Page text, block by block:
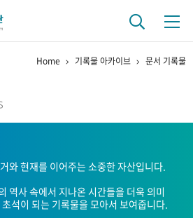
는 연구 역사
연구자들
Home 기록물 아카이브 문서 기록물
와 현재를 이어주는 소중한 자산입니다.
역사 속에서 지나온 시간들을 더욱 의미
석이 되는 기록물을 모아서 보여줍니다.